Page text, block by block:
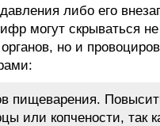
либо его
могут скрываться
но и
пищеварения.
или копчености, так